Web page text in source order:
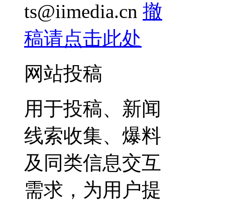
ts@iimedia.cn 撤
稿请点击此处
网站投稿
用于投稿、新闻
线索收集、爆料
及同类信息交互
需求，为用户提